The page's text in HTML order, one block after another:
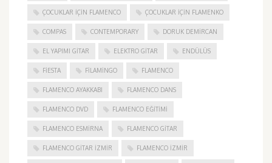
ÇOCUKLAR IÇIN FLAMENCO ÇOCUKLAR IÇIN FLAMENKO
COMPAS CONTEMPORARY DORUK DEMIRCAN
EL YAPIMI GITAR ELEKTRO GITAR ENDÜLÜS
FIESTA FILAMINGO FLAMENCO
FLAMENCO AYAKKABI FLAMENCO DANS
FLAMENCO DVD FLAMENCO EĞITIMI
FLAMENCO ESMIRNA FLAMENCO GITAR
FLAMENCO GITAR İZMIR FLAMENCO IZMIR